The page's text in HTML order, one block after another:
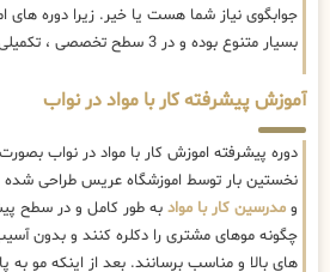
جوابگوی نیاز شما هست یا خیر. زیرا دوره های
بسیار متنوع بوده و در 3 سطح تخصصی ، تکمیلی ، مربیگری برگزار میشوند.
آموزش پیشرفته کار با مواد در نواب
دوره پیشرفته اموزش کار با مواد در نواب
نخستین بار توسط اموزشگاه عریس طراحی شده و
و مدرسین کار با مواد به طور کامل و در سطح
چگونه موهای مشتری را دکلره کنند و بدون
های بالا و مناسب برسانند. بعد از اینکه مو به